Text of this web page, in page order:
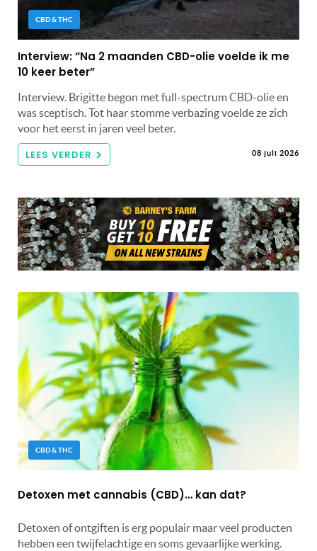
CBD & THC
Interview: “Na 2 maanden CBD-olie voelde ik me
10 keer beter”
Interview. Brigitte begon met full-spectrum CBD-olie en
was sceptisch. Tot haar stomme verbazing voelde ze zich
voor het eerst in jaren veel beter.
LEES VERDER 08 juli 2026
CBD & THC
Detoxen met cannabis (CBD)… kan dat?
Detoxen of ontgiften is erg populair maar veel producten
hebben een twijfelachtige en soms gevaarlijke werking.